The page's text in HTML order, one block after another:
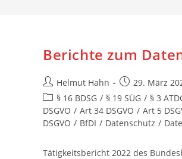
Berichte zum
Beitrags-
Autor:
Helmut Hahn
Beitrag
veröffentlicht:
29. März
Beitrags-
Kategorie:
§ 16 BDSG / § 19 SÜG / § 3
DSGVO / Art 34 DSGVO / Art 5
DSGVO / BfDI / Datenschutz /
Tätigkeitsbericht 2022 des